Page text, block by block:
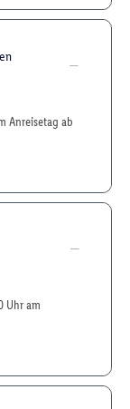
Anreisetag ab
Uhr am